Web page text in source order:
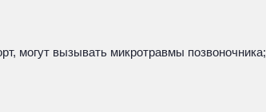
могут вызывать микротравмы позвоночника;